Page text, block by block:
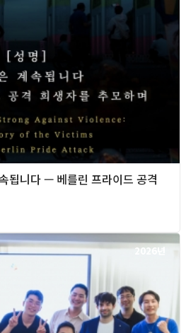
됩니다 — 베를린 프라이드 공격
2026년